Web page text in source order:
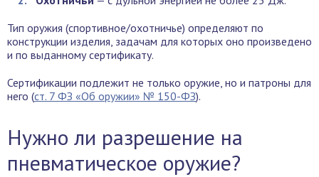
Тип оружия (спортивное/охотничье) определяют по
конструкции изделия, задачам для которых оно произведено
и по выданному сертификату.
Сертификации подлежит не только оружие, но и патроны для
него (ст. 7 ФЗ «Об оружии» № 150-ФЗ).
Нужно ли разрешение на
пневматическое оружие?